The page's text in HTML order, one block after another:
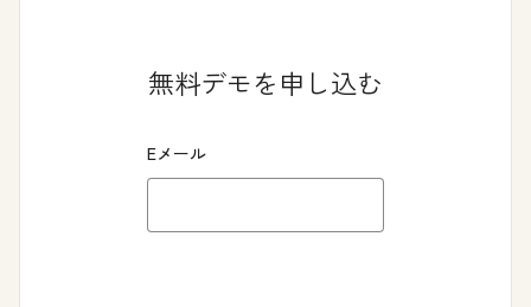
無料デモを申し込む
Eメール